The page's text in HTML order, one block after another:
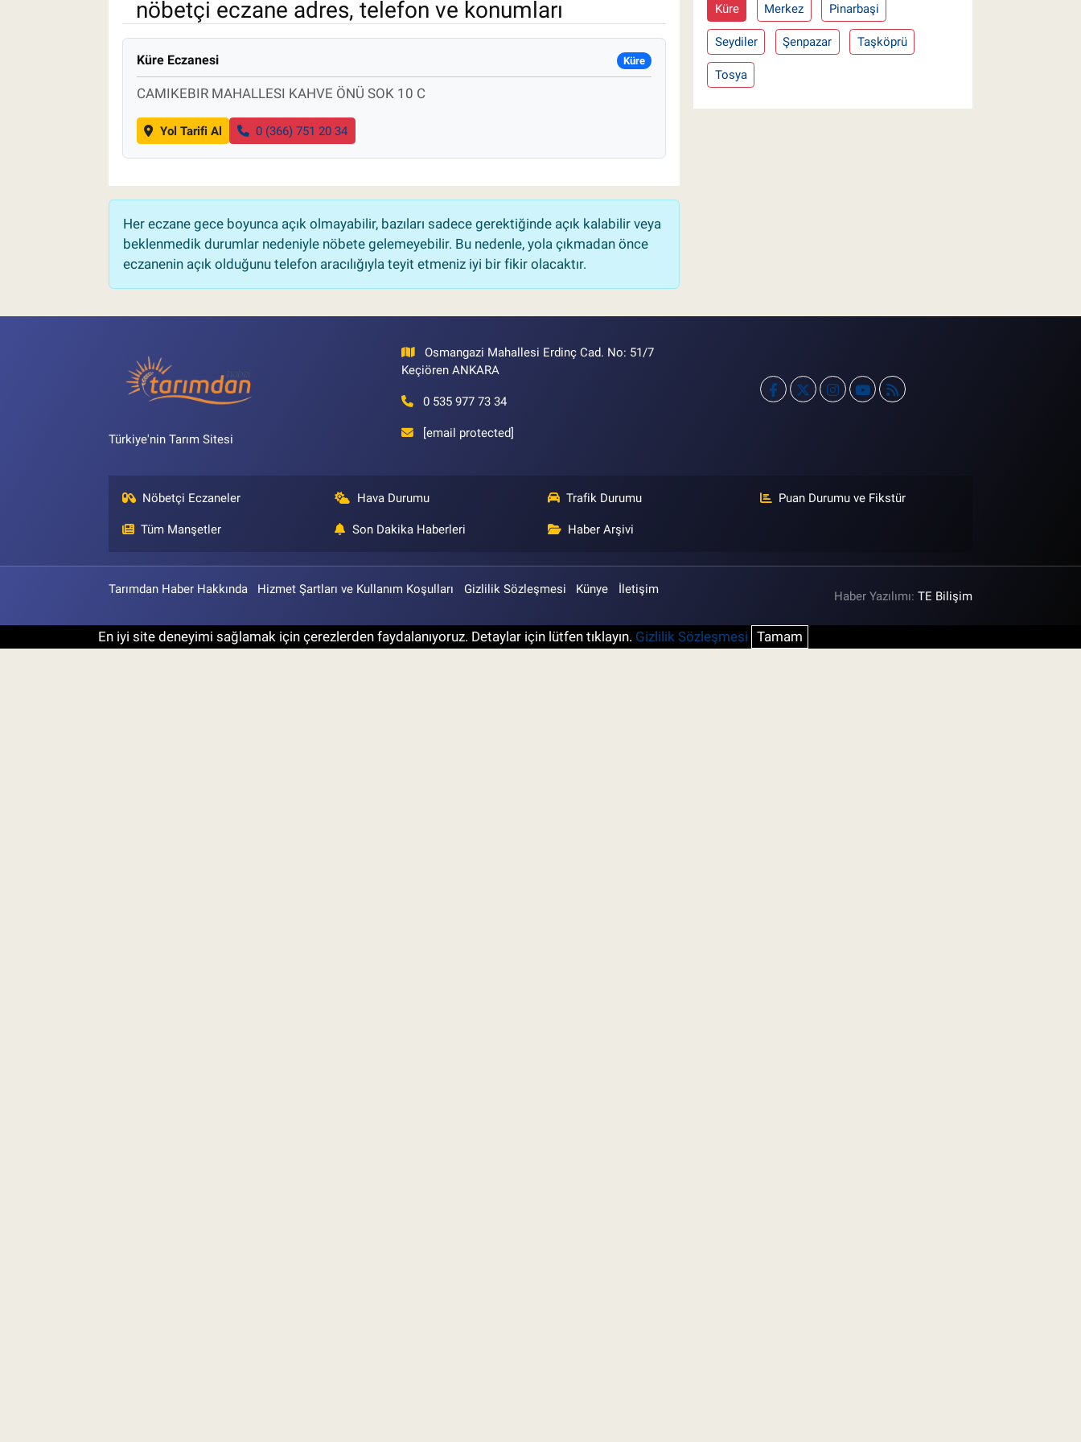
nöbetçi eczane adres, telefon ve konumları
Küre Eczanesi Küre
CAMIKEBIR MAHALLESI KAHVE ÖNÜ SOK 10 C
Yol Tarifi Al 0 (366) 751 20 34
Her eczane gece boyunca açık olmayabilir, bazıları sadece gerektiğinde açık kalabilir veya
beklenmedik durumlar nedeniyle nöbete gelemeyebilir. Bu nedenle, yola çıkmadan önce
eczanenin açık olduğunu telefon aracılığıyla teyit etmeniz iyi bir fikir olacaktır.
Küre Merkez Pinarbaşi
Seydiler Şenpazar Taşköprü
Tosya
Türkiye'nin Tarım Sitesi
Osmangazi Mahallesi Erdinç Cad. No: 51/7
Keçiören ANKARA
0 535 977 73 34
[email protected]
Nöbetçi Eczaneler Hava Durumu Trafik Durumu Puan Durumu ve Fikstür
Tüm Manşetler Son Dakika Haberleri Haber Arşivi
Tarımdan Haber Hakkında Hizmet Şartları ve Kullanım Koşulları Gizlilik Sözleşmesi Künye İletişim Haber Yazılımı:TE Bilişim
En iyi site deneyimi sağlamak için çerezlerden faydalanıyoruz. Detaylar için lütfen tıklayın. Gizlilik Sözleşmesi Tamam
Yetiştirici Soruyor
Üretici Birlikleri
Şeker ve Şekerli Mamüller
Tahıllar ve Baklagiller